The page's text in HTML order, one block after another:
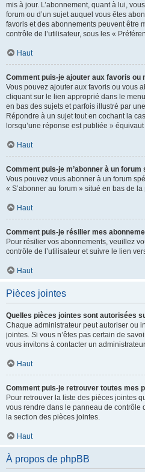
mis à jour. L’abonnement, quant à lui,
forum ou d’un sujet auquel vous êtes
favoris et des abonnements peuvent être
contrôle de l’utilisateur, sous les «
Haut
Comment puis-je ajouter aux favoris ou
Vous pouvez ajouter aux favoris ou vous
cliquant sur le lien approprié dans le
en bas des sujets et parfois illustré par
Répondre à un sujet tout en cochant la
lorsqu’une réponse est publiée »
Haut
Comment puis-je m’abonner à un forum
Vous pouvez vous abonner à un forum
« S’abonner au forum » situé en bas de
Haut
Comment puis-je résilier mes
Pour résilier vos abonnements, veuillez
contrôle de l’utilisateur et suivre le lien
Haut
Pièces jointes
Quelles pièces jointes sont autorisées
Chaque administrateur peut autoriser ou
jointes. Si vous n’êtes pas certain de
vous invitons à contacter un
Haut
Comment puis-je retrouver toutes mes
Pour retrouver la liste des pièces jointes
vous rendre dans le panneau de contrôle
la section des pièces jointes.
Haut
À propos de phpBB